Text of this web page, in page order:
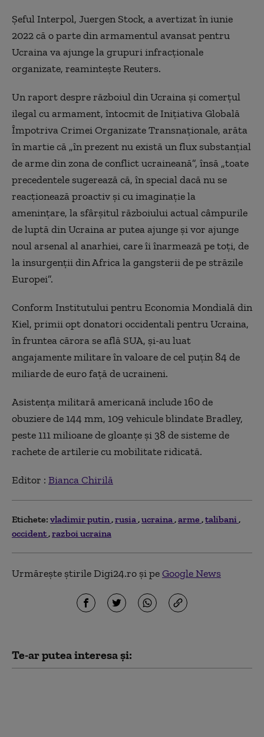
Şeful Interpol, Juergen Stock, a avertizat în iunie
2022 că o parte din armamentul avansat pentru
Ucraina va ajunge la grupuri infracţionale
organizate, reaminteşte Reuters.
Un raport despre războiul din Ucraina şi comerţul
ilegal cu armament, întocmit de Iniţiativa Globală
Împotriva Crimei Organizate Transnaţionale, arăta
în martie că „în prezent nu există un flux substanţial
de arme din zona de conflict ucraineană”, însă „toate
precedentele sugerează că, în special dacă nu se
reacţionează proactiv şi cu imaginaţie la
ameninţare, la sfârşitul războiului actual câmpurile
de luptă din Ucraina ar putea ajunge şi vor ajunge
noul arsenal al anarhiei, care îi înarmează pe toţi, de
la insurgenţii din Africa la gangsterii de pe străzile
Europei”.
Conform Institutului pentru Economia Mondială din
Kiel, primii opt donatori occidentali pentru Ucraina,
în fruntea cărora se află SUA, şi-au luat
angajamente militare în valoare de cel puţin 84 de
miliarde de euro faţă de ucraineni.
Asistenţa militară americană include 160 de
obuziere de 144 mm, 109 vehicule blindate Bradley,
peste 111 milioane de gloanţe şi 38 de sisteme de
rachete de artilerie cu mobilitate ridicată.
Editor : Bianca Chirilă
Etichete: vladimir putin rusia ucraina arme talibani
occident razboi ucraina
Urmărește știrile Digi24.ro și peGoogle News
Te-ar putea interesa și: